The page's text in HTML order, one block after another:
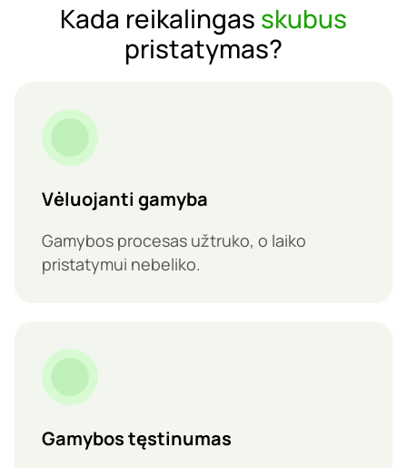
Kada reikalingas skubus
pristatymas?
Vėluojanti gamyba
Gamybos procesas užtruko, o laiko
pristatymui nebeliko.
Gamybos tęstinumas